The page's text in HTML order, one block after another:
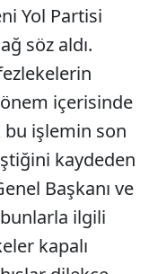
Yol Partisi
söz aldı.
içerisinde
bu işlemin son
kaydeden
Başkanı ve
ilgili
kapalı